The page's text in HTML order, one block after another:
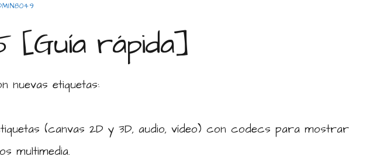
[Guía rápida]
nuevas etiquetas:
(canvas 2D y 3D, audio, vídeo) con codecs para mostrar
multimedia.